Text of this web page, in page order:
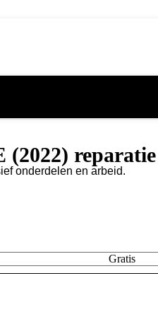
(2022) reparatie
onderdelen en arbeid.
Gratis